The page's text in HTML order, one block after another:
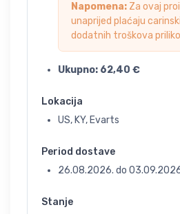
Napomena: Za ovaj
unaprijed plaćaju
dodatnih troškova
Ukupno: 62,40 €
Lokacija
US, KY, Evarts
Period dostave
26.08.2026. do
Stanje